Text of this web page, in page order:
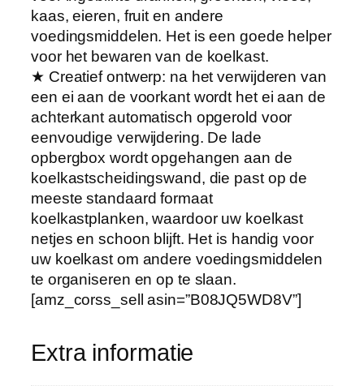
o
e
l
k
a
s
t
P
l
a
n
k
K
o
e
a
kaas, eieren, fruit en andere
voedingsmiddelen. Het is een goede helper
voor het bewaren van de koelkast.
★ Creatief ontwerp: na het verwijderen van
een ei aan de voorkant wordt het ei aan de
achterkant automatisch opgerold voor
eenvoudige verwijdering. De lade
opbergbox wordt opgehangen aan de
koelkastscheidingswand, die past op de
meeste standaard formaat
koelkastplanken, waardoor uw koelkast
netjes en schoon blijft. Het is handig voor
uw koelkast om andere voedingsmiddelen
te organiseren en op te slaan.
[amz_corss_sell asin=”B08JQ5WD8V”]
Extra informatie